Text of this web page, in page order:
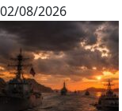
02/08/2026